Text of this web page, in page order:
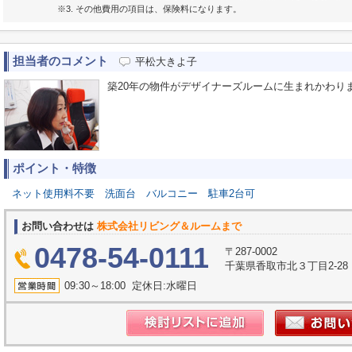
※3. その他費用の項目は、保険料になります。
担当者のコメント 平松大きよ子
築20年の物件がデザイナーズルームに生まれかわり
ポイント・特徴
ネット使用料不要 洗面台 バルコニー 駐車2台可
お問い合わせは 株式会社リビング＆ルームまで
0478-54-0111
〒287-0002
千葉県香取市北３丁目2-28
09:30～18:00 定休日:水曜日